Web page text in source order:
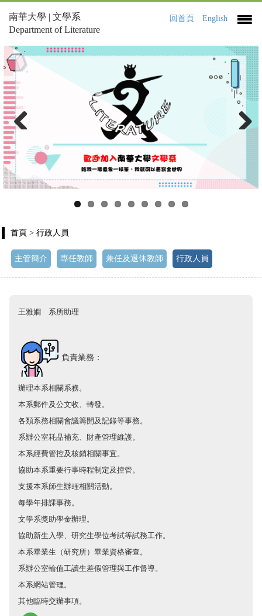
南華大學 | 文學系
Department of Literature
回首頁 English
Previous Next
首頁 > 行政人員
主管簡介 專任教師 兼任及退休教師 行政人員
王雅嫺 系所助理
負責業務：
辦理本系相關系務。
本系郵件及公文收、轉發。
各類系務相關會議籌開及記錄等事務。
系辦公室耗品補充、財產管理維護。
本系經費管控及核銷相關事宜。
協助本系重要行事時程制定及控管。
支援本系師生辦理相關活動。
每學年排課事務。
文學系獎助學金辦理。
協助新生入學、研究生學位考試等試務工作。
本系畢業生（研究所）畢業資格審查。
系辦公室輪值工讀生差假管理與工作督導。
本系網站管理。
其他臨時交辦事項。